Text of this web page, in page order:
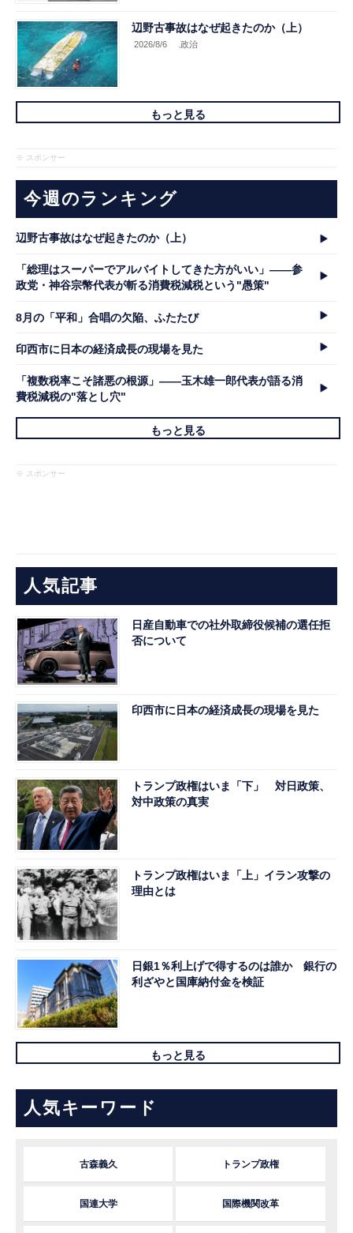
辺野古事故はなぜ起きたのか（上）
2026/8/6 .政治
もっと見る
※ スポンサー
今週のランキング
辺野古事故はなぜ起きたのか（上）
「総理はスーパーでアルバイトしてきた方がいい」――参
政党・神谷宗幣代表が斬る消費税減税という"愚策"
8月の「平和」合唱の欠陥、ふたたび
印西市に日本の経済成長の現場を見た
「複数税率こそ諸悪の根源」――玉木雄一郎代表が語る消
費税減税の"落とし穴"
もっと見る
※ スポンサー
人気記事
日産自動車での社外取締役候補の選任拒
否について
印西市に日本の経済成長の現場を見た
トランプ政権はいま「下」 対日政策、
対中政策の真実
トランプ政権はいま「上」イラン攻撃の
理由とは
日銀1％利上げで得するのは誰か 銀行の
利ざやと国庫納付金を検証
もっと見る
人気キーワード
古森義久 トランプ政権
国連大学 国際機関改革